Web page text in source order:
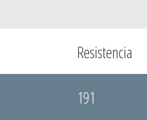
Resistencia
191